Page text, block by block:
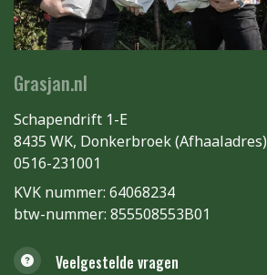
Grasjan.nl
Schapendrift 1-E
8435 WK, Donkerbroek (Afhaaladres)
0516-231001
KVK nummer: 64068234
btw-nummer: 855508553B01
Veelgestelde vragen